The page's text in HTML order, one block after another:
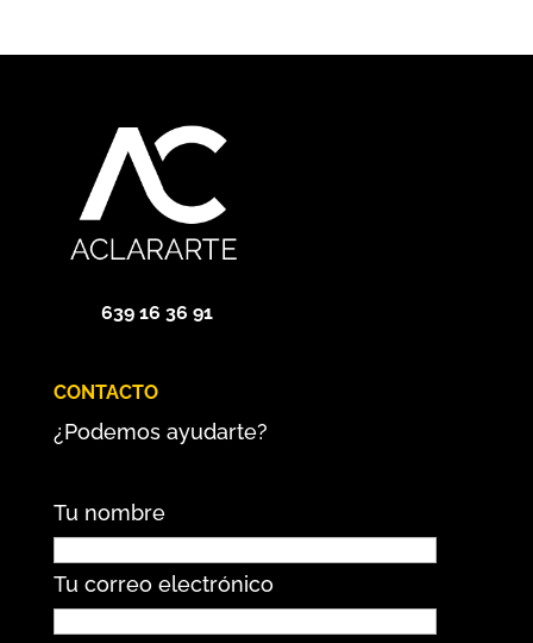
639 16 36 91
CONTACTO
¿Podemos ayudarte?
Tu nombre
Tu correo electrónico